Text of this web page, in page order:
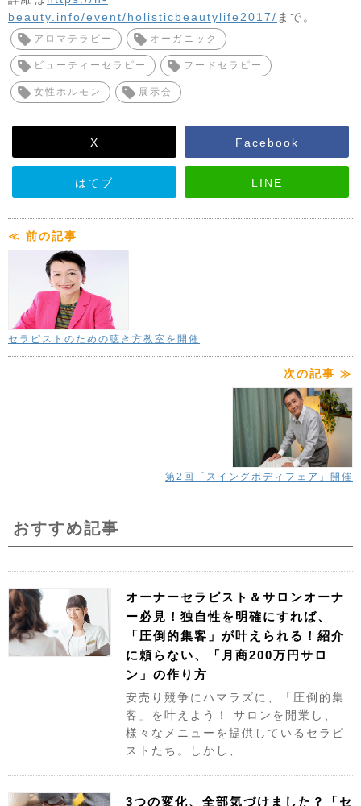
beauty.info/event/holisticbeautylife2017/ まで。
アロマテラピー オーガニック
ビューティーセラピー フードセラピー
女性ホルモン 展示会
X Facebook
はてブ LINE
≪ 前の記事
セラピストのための聴き方教室を開催
次の記事 ≫
第2回「スイングボディフェア」開催
おすすめ記事
オーナーセラピスト＆サロンオーナ
ー必見！独自性を明確にすれば、
「圧倒的集客」が叶えられる！紹介
に頼らない、「月商200万円サロ
ン」の作り方
安売り競争にハマラズに、「圧倒的集
客」を叶えよう！ サロンを開業し、
様々なメニューを提供しているセラピ
ストたち。しかし、 …
3つの変化、全部気づけました？「セ